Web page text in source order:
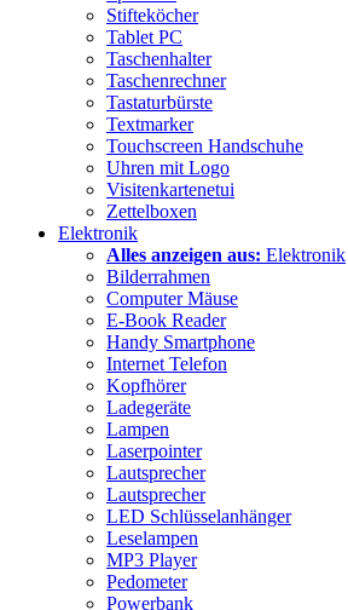
Stifteköcher
Tablet PC
Taschenhalter
Taschenrechner
Tastaturbürste
Textmarker
Touchscreen Handschuhe
Uhren mit Logo
Visitenkartenetui
Zettelboxen
Elektronik
Alles anzeigen aus: Elektronik
Bilderrahmen
Computer Mäuse
E-Book Reader
Handy Smartphone
Internet Telefon
Kopfhörer
Ladegeräte
Lampen
Laserpointer
Lautsprecher
Lautsprecher
LED Schlüsselanhänger
Leselampen
MP3 Player
Pedometer
Powerbank